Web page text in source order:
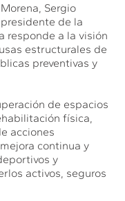
Sergio
de la
responde a la visión
estructurales de
preventivas y
de espacios
física,
acciones
continua y
y
activos, seguros